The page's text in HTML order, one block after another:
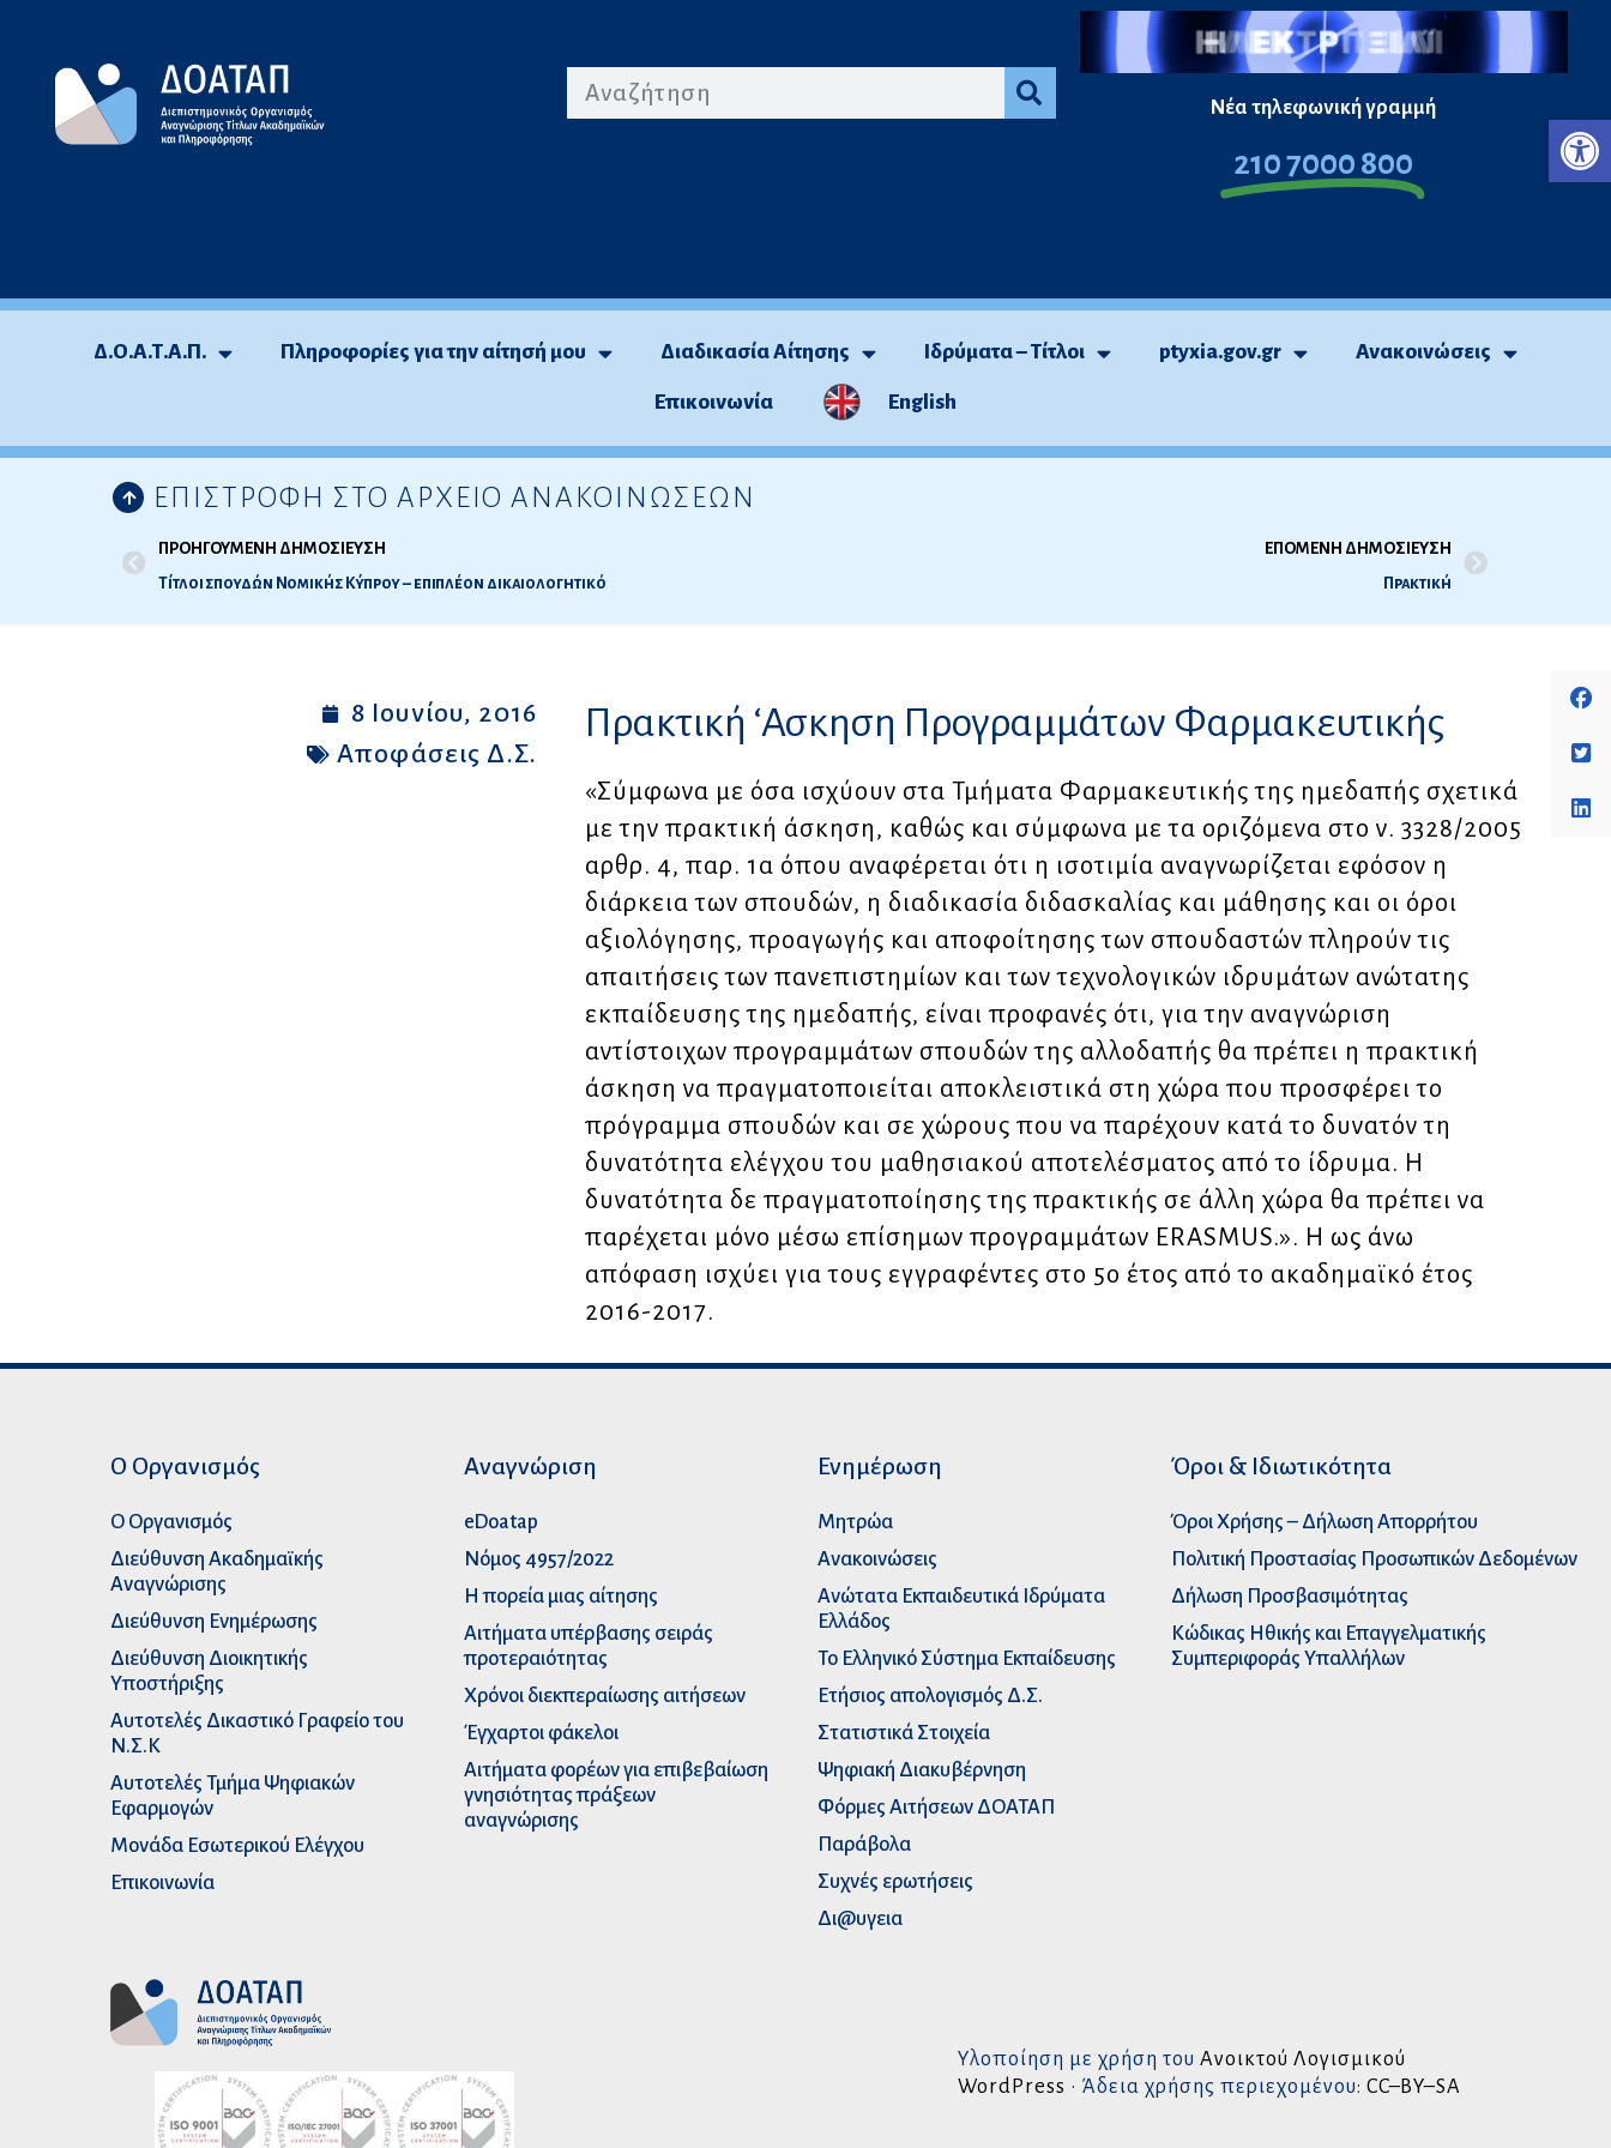
περιεχόμενο
Νέα τηλεφωνική γραμμή
210 7000 800
Δ.Ο.Α.Τ.Α.Π. Πληροφορίες για την αίτησή μου Διαδικασία Αίτησης Ιδρύματα – Τίτλοι ptyxia.gov.gr Ανακοινώσεις
Επικοινωνία English
ΕΠΙΣΤΡΟΦΗ ΣΤΟ ΑΡΧΕΙΟ ΑΝΑΚΟΙΝΩΣΕΩΝ
ΠΡΟΗΓΟΥΜΕΝΗ ΔΗΜΟΣΙΕΥΣΗ
Τίτλοι σπουδών Νομικής Κύπρου – επιπλέον δικαιολογητικό
ΕΠΟΜΕΝΗ ΔΗΜΟΣΙΕΥΣΗ
Πρακτική
8 Ιουνίου, 2016
Αποφάσεις Δ.Σ.
Πρακτική ‘Ασκηση Προγραμμάτων Φαρμακευτικής
«Σύμφωνα με όσα ισχύουν στα Τμήματα Φαρμακευτικής της ημεδαπής σχετικά
με την πρακτική άσκηση, καθώς και σύμφωνα με τα οριζόμενα στο ν. 3328/2005
αρθρ. 4, παρ. 1α όπου αναφέρεται ότι η ισοτιμία αναγνωρίζεται εφόσον η
διάρκεια των σπουδών, η διαδικασία διδασκαλίας και μάθησης και οι όροι
αξιολόγησης, προαγωγής και αποφοίτησης των σπουδαστών πληρούν τις
απαιτήσεις των πανεπιστημίων και των τεχνολογικών ιδρυμάτων ανώτατης
εκπαίδευσης της ημεδαπής, είναι προφανές ότι, για την αναγνώριση
αντίστοιχων προγραμμάτων σπουδών της αλλοδαπής θα πρέπει η πρακτική
άσκηση να πραγματοποιείται αποκλειστικά στη χώρα που προσφέρει το
πρόγραμμα σπουδών και σε χώρους που να παρέχουν κατά το δυνατόν τη
δυνατότητα ελέγχου του μαθησιακού αποτελέσματος από το ίδρυμα. Η
δυνατότητα δε πραγματοποίησης της πρακτικής σε άλλη χώρα θα πρέπει να
παρέχεται μόνο μέσω επίσημων προγραμμάτων ERASMUS.». Η ως άνω
απόφαση ισχύει για τους εγγραφέντες στο 5ο έτος από το ακαδημαϊκό έτος
2016-2017.
Ο Οργανισμός
Ο Οργανισμός
Διεύθυνση Ακαδημαϊκής
Αναγνώρισης
Διεύθυνση Ενημέρωσης
Διεύθυνση Διοικητικής
Υποστήριξης
Αυτοτελές Δικαστικό Γραφείο του
Ν.Σ.Κ
Αυτοτελές Τμήμα Ψηφιακών
Εφαρμογών
Μονάδα Εσωτερικού Ελέγχου
Επικοινωνία
Αναγνώριση
eDoatap
Νόμος 4957/2022
Η πορεία μιας αίτησης
Αιτήματα υπέρβασης σειράς
προτεραιότητας
Χρόνοι διεκπεραίωσης αιτήσεων
Έγχαρτοι φάκελοι
Αιτήματα φορέων για επιβεβαίωση
γνησιότητας πράξεων
αναγνώρισης
Ενημέρωση
Μητρώα
Ανακοινώσεις
Ανώτατα Eκπαιδευτικά Iδρύματα
Ελλάδος
Το Ελληνικό Σύστημα Εκπαίδευσης
Ετήσιος απολογισμός Δ.Σ.
Στατιστικά Στοιχεία
Ψηφιακή Διακυβέρνηση
Φόρμες Αιτήσεων ΔΟΑΤΑΠ
Παράβολα
Συχνές ερωτήσεις
Δι@υγεια
Όροι & Ιδιωτικότητα
Όροι Χρήσης – Δήλωση Απορρήτου
Πολιτική Προστασίας Προσωπικών Δεδομένων
Δήλωση Προσβασιμότητας
Κώδικας Ηθικής και Επαγγελματικής
Συμπεριφοράς Υπαλλήλων
Υλοποίηση με χρήση του Ανοικτού Λογισμικού
WordPress • Άδεια χρήσης περιεχομένου: CC–BY–SA